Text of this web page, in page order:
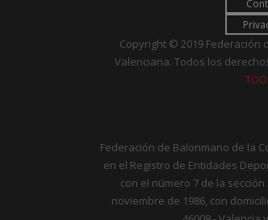
Copyright © 2019 Federación
Valenciana. Todos los
Federación de Balonmano de la
en el Registro de Entidades
con el número 7 de la
noviembre de 1986, con